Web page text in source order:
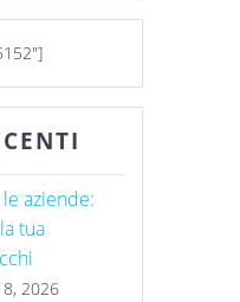
aziende:
tua
2026